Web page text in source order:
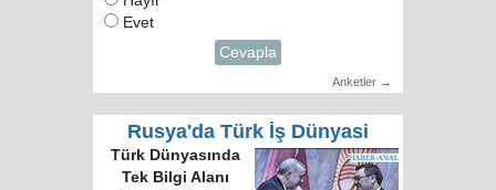
Evet
Cevapla
Anketler →
Rusya'da Türk İş Dünyasi
Türk Dünyasında
Tek Bilgi Alanı